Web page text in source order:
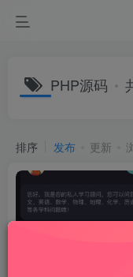
PHP源码
排序 发布 更新